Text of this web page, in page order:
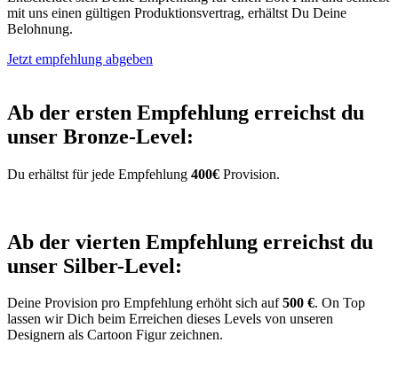
mit uns einen gültigen Produktionsvertrag, erhältst Du Deine
Belohnung.
Jetzt empfehlung abgeben
Ab der ersten Empfehlung erreichst du
unser Bronze-Level:
Du erhältst für jede Empfehlung 400€ Provision.
Ab der vierten Empfehlung erreichst du
unser Silber-Level:
Deine Provision pro Empfehlung erhöht sich auf500 €. On Top
lassen wir Dich beim Erreichen dieses Levels von unseren
Designern als Cartoon Figur zeichnen.